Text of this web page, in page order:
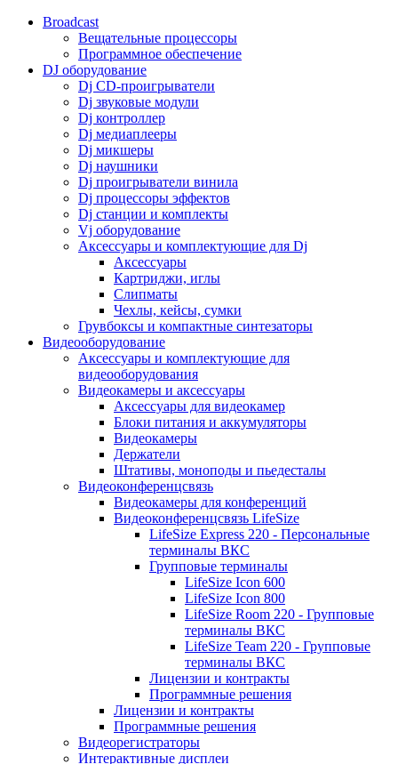
Broadcast
Вещательные процессоры
Программное обеспечение
DJ оборудование
Dj CD-проигрыватели
Dj звуковые модули
Dj контроллер
Dj медиаплееры
Dj микшеры
Dj наушники
Dj проигрыватели винила
Dj процессоры эффектов
Dj станции и комплекты
Vj оборудование
Аксессуары и комплектующие для Dj
Аксессуары
Картриджи, иглы
Слипматы
Чехлы, кейсы, сумки
Грувбоксы и компактные синтезаторы
Видеооборудование
Аксессуары и комплектующие для
видеооборудования
Видеокамеры и аксессуары
Аксессуары для видеокамер
Блоки питания и аккумуляторы
Видеокамеры
Держатели
Штативы, моноподы и пьедесталы
Видеоконференцсвязь
Видеокамеры для конференций
Видеоконференцсвязь LifeSize
LifeSize Express 220 - Персональные
терминалы ВКС
Групповые терминалы
LifeSize Icon 600
LifeSize Icon 800
LifeSize Room 220 - Групповые
терминалы ВКС
LifeSize Team 220 - Групповые
терминалы ВКС
Лицензии и контракты
Программные решения
Лицензии и контракты
Программные решения
Видеорегистраторы
Интерактивные дисплеи